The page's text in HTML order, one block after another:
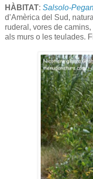
HÀBITAT: Salsolo-
d’Amèrica del Sud,
ruderal, vores de
als murs o les teulades.